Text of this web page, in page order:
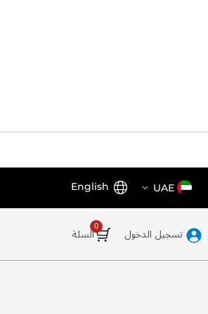
اختر
المتجر
UAE اللغة English
السلة تسجيل الدخول